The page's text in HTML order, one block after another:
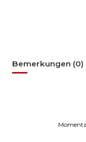
Bemerkungen (0)